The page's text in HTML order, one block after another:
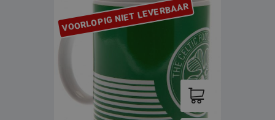
VOORLOPIG NIET LEVERBAAR